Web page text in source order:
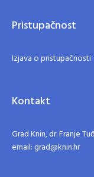
Pristupačnost
Izjava o pristupačnosti
Kontakt
Grad Knin, dr. Franje
email: grad@knin.hr